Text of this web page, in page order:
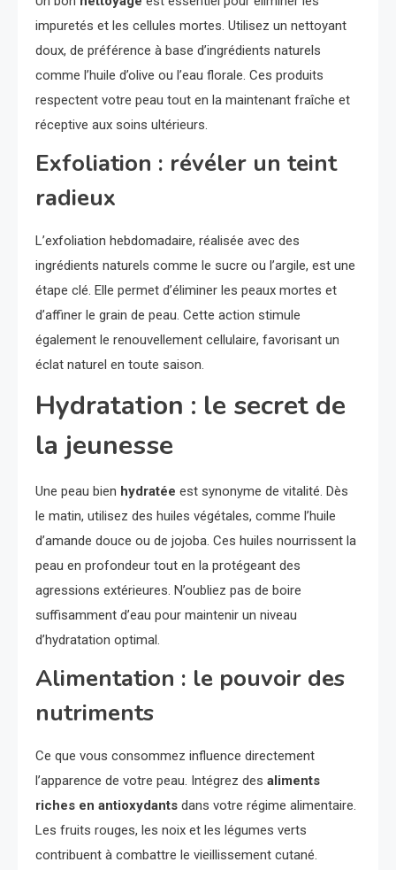
impuretés et les cellules mortes. Utilisez un nettoyant
doux, de préférence à base d’ingrédients naturels
comme l’huile d’olive ou l’eau florale. Ces produits
respectent votre peau tout en la maintenant fraîche et
réceptive aux soins ultérieurs.
Exfoliation : révéler un teint
radieux
L’exfoliation hebdomadaire, réalisée avec des
ingrédients naturels comme le sucre ou l’argile, est une
étape clé. Elle permet d’éliminer les peaux mortes et
d’affiner le grain de peau. Cette action stimule
également le renouvellement cellulaire, favorisant un
éclat naturel en toute saison.
Hydratation : le secret de
la jeunesse
Une peau bien hydratée est synonyme de vitalité. Dès
le matin, utilisez des huiles végétales, comme l’huile
d’amande douce ou de jojoba. Ces huiles nourrissent la
peau en profondeur tout en la protégeant des
agressions extérieures. N’oubliez pas de boire
suffisamment d’eau pour maintenir un niveau
d’hydratation optimal.
Alimentation : le pouvoir des
nutriments
Ce que vous consommez influence directement
l’apparence de votre peau. Intégrez des aliments
riches en antioxydants dans votre régime alimentaire.
Les fruits rouges, les noix et les légumes verts
contribuent à combattre le vieillissement cutané.